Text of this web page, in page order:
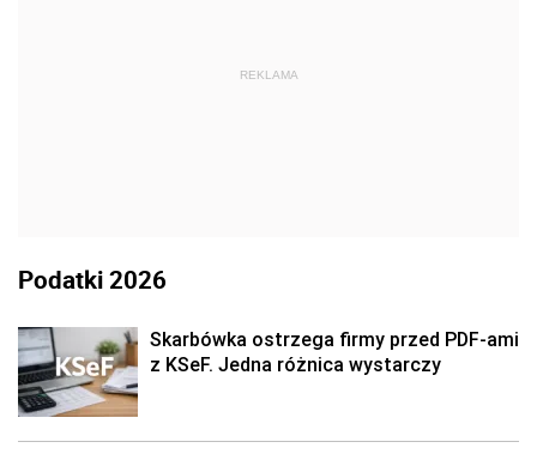
REKLAMA
Podatki 2026
Skarbówka ostrzega firmy przed PDF-ami
z KSeF. Jedna różnica wystarczy